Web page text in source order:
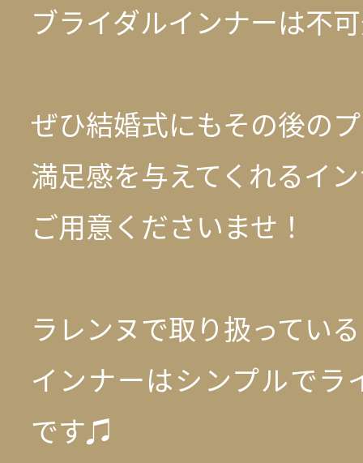
ブライダルインナーは不
ぜひ結婚式にもその後の
満足感を与えてくれるイ
ご用意くださいませ！
ラレンヌで取り扱っている
インナーはシンプルでラ
です♫